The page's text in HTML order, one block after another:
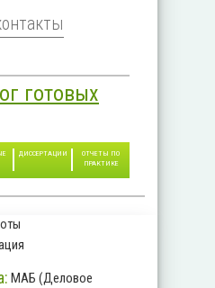
готовых
ДИССЕРТАЦИИ
ОТЧЕТЫ ПО
ПРАКТИКЕ
МАБ (Деловое